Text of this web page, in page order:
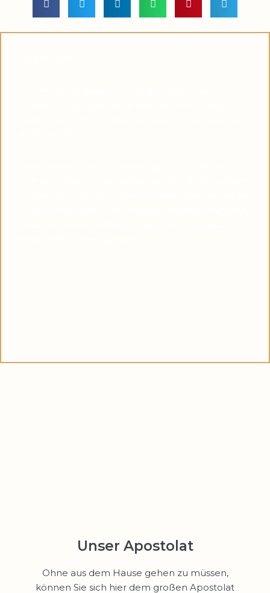
Unser Apostolat
Ohne aus dem Hause gehen zu müssen,
können Sie sich hier dem großen Apostolat